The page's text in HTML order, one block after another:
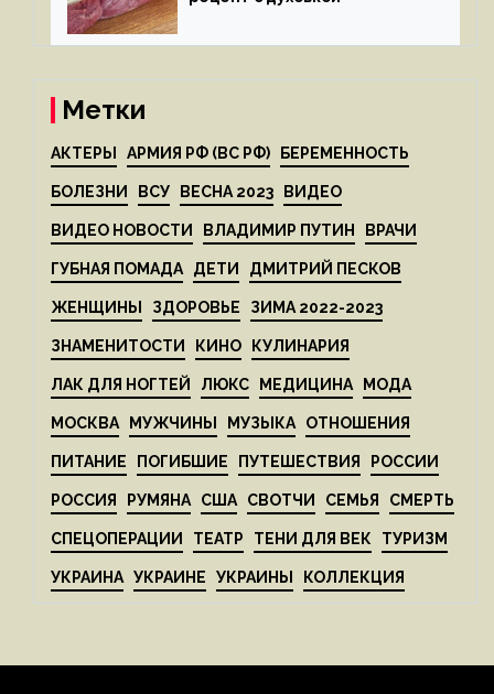
Метки
АКТЕРЫ АРМИЯ РФ (ВС РФ) БЕРЕМЕННОСТЬ
БОЛЕЗНИ ВСУ ВЕСНА 2023 ВИДЕО
ВИДЕО НОВОСТИ ВЛАДИМИР ПУТИН ВРАЧИ
ГУБНАЯ ПОМАДА ДЕТИ ДМИТРИЙ ПЕСКОВ
ЖЕНЩИНЫ ЗДОРОВЬЕ ЗИМА 2022-2023
ЗНАМЕНИТОСТИ КИНО КУЛИНАРИЯ
ЛАК ДЛЯ НОГТЕЙ ЛЮКС МЕДИЦИНА МОДА
МОСКВА МУЖЧИНЫ МУЗЫКА ОТНОШЕНИЯ
ПИТАНИЕ ПОГИБШИЕ ПУТЕШЕСТВИЯ РОССИИ
РОССИЯ РУМЯНА США СВОТЧИ СЕМЬЯ СМЕРТЬ
СПЕЦОПЕРАЦИИ ТЕАТР ТЕНИ ДЛЯ ВЕК ТУРИЗМ
УКРАИНА УКРАИНЕ УКРАИНЫ КОЛЛЕКЦИЯ